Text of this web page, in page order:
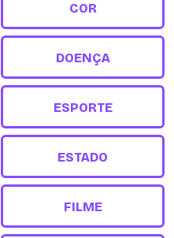
COR
DOENÇA
ESPORTE
ESTADO
FILME